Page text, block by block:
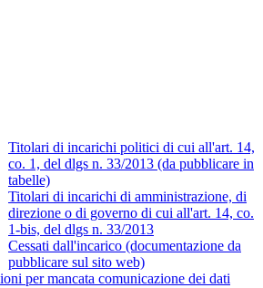
Titolari di incarichi politici di cui all'art. 14,
co. 1, del dlgs n. 33/2013 (da pubblicare in
tabelle)
Titolari di incarichi di amministrazione, di
direzione o di governo di cui all'art. 14, co.
1-bis, del dlgs n. 33/2013
Cessati dall'incarico (documentazione da
pubblicare sul sito web)
per mancata comunicazione dei dati